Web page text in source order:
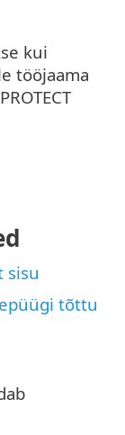
kui
tööjaama
sisu
tõttu